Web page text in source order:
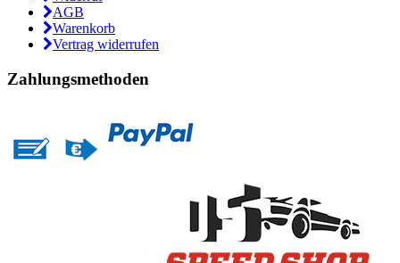
AGB
Warenkorb
Vertrag widerrufen
Zahlungsmethoden